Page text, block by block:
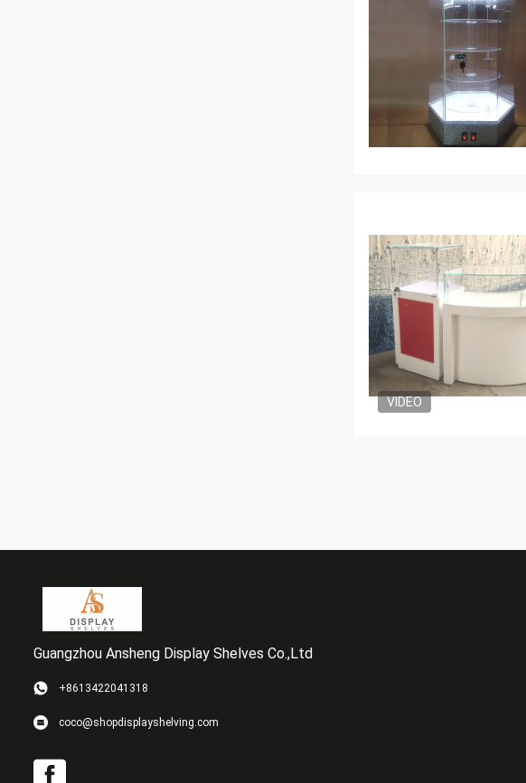
VIDEO
Guangzhou Ansheng Display Shelves Co.,Ltd
+8613422041318
coco@shopdisplayshelving.com